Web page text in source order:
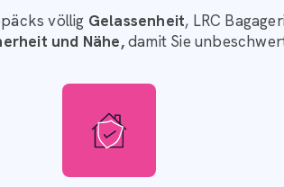
paradiesischen Strände und sein
jeder Strand zum Faulenzen und
Cupabia, Propriano und Bonifacio
spektakuläres Panorama.
oder Schnorcheln - an Aktivitäten
Ihre Wassersportausrüstung, Ihre
oder Ihrem Hafen auf Sie.
völlig Gelassenheit, LRC
und Nähe,damit Sie